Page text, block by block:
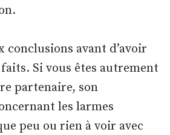
conclusions avant d’avoir
Si vous êtes autrement
partenaire, son
les larmes
peu ou rien à voir avec